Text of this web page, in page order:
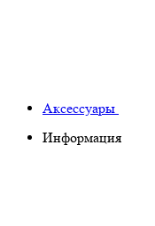
Аксессуары
Информация